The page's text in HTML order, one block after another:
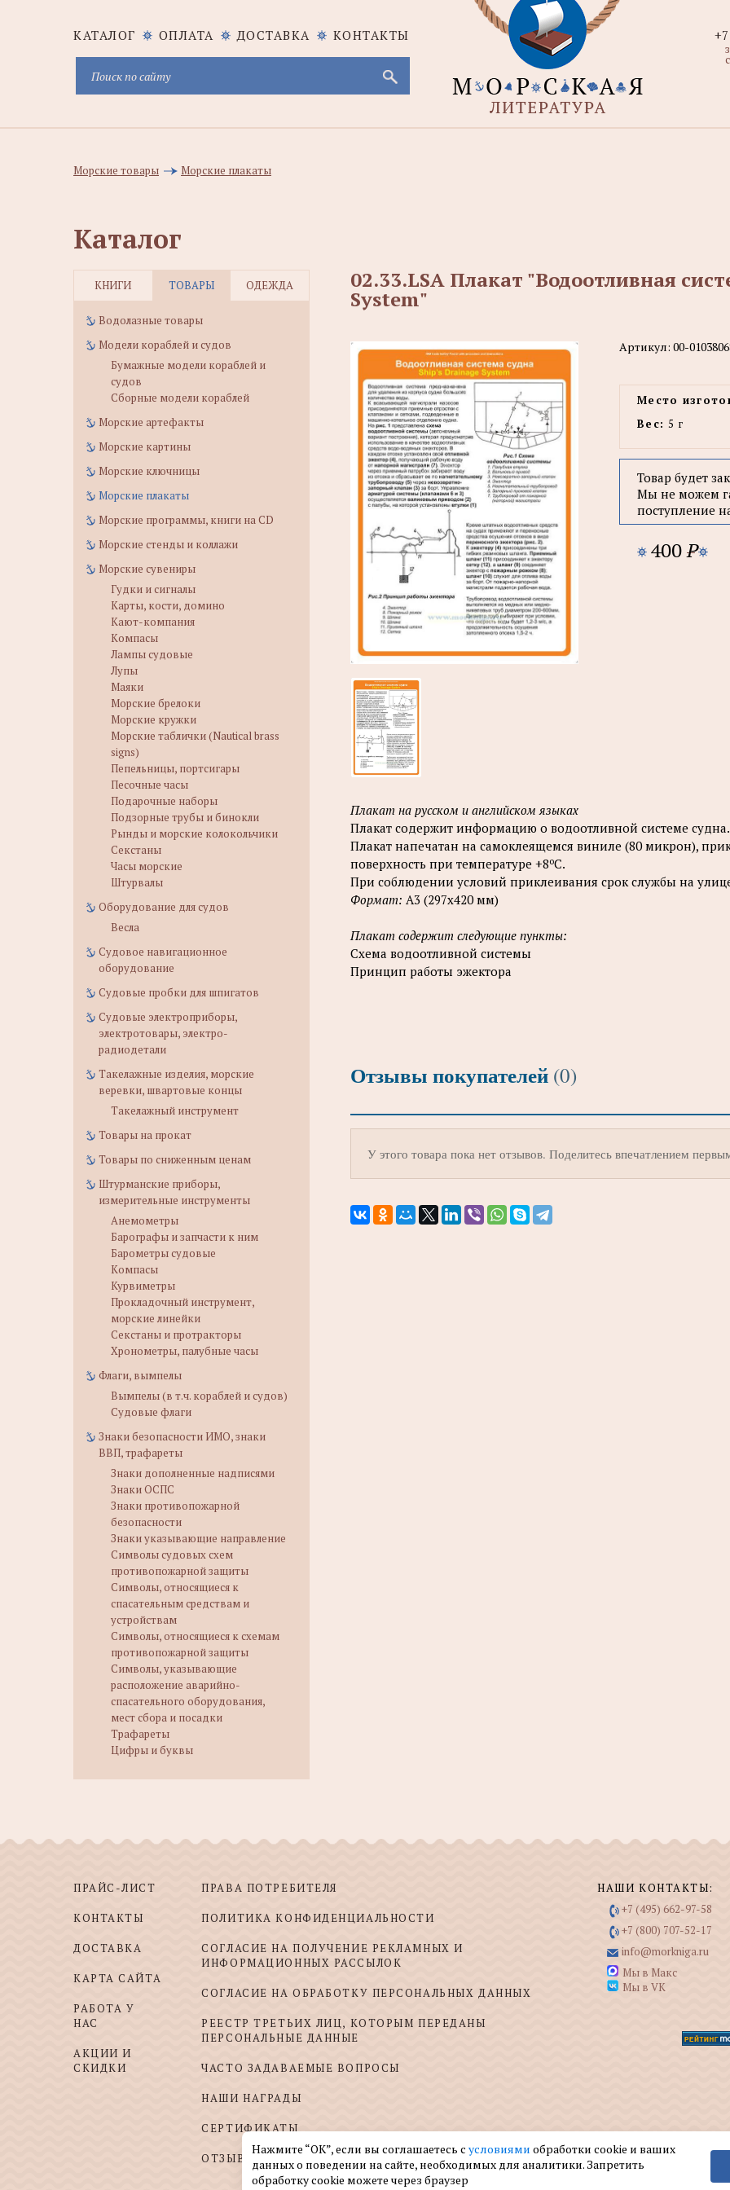
КАТАЛОГ ОПЛАТА ДОСТАВКА КОНТАКТЫ
Морские товары Морские плакаты
Каталог
КНИГИ ТОВАРЫ ОДЕЖДА
Водолазные товары
Модели кораблей и судов
Бумажные модели кораблей и
судов
Сборные модели кораблей
Морские артефакты
Морские картины
Морские ключницы
Морские плакаты
Морские программы, книги на CD
Морские стенды и коллажи
Морские сувениры
Гудки и сигналы
Карты, кости, домино
Кают-компания
Компасы
Лампы судовые
Лупы
Маяки
Морские брелоки
Морские кружки
Морские таблички (Nautical brass
signs)
Пепельницы, портсигары
Песочные часы
Подарочные наборы
Подзорные трубы и бинокли
Рынды и морские колокольчики
Секстаны
Часы морские
Штурвалы
Оборудование для судов
Весла
Судовое навигационное
оборудование
Судовые пробки для шпигатов
Судовые электроприборы,
электротовары, электро-
радиодетали
Такелажные изделия, морские
веревки, швартовые концы
Такелажный инструмент
Товары на прокат
Товары по сниженным ценам
Штурманские приборы,
измерительные инструменты
Анемометры
Барографы и запчасти к ним
Барометры судовые
Компасы
Курвиметры
Прокладочный инструмент,
морские линейки
Секстаны и протракторы
Хронометры, палубные часы
Флаги, вымпелы
Вымпелы (в т.ч. кораблей и судов)
Судовые флаги
Знаки безопасности ИМО, знаки
ВВП, трафареты
Знаки дополненные надписями
Знаки ОСПС
Знаки противопожарной
безопасности
Знаки указывающие направление
Символы судовых схем
противопожарной защиты
Символы, относящиеся к
спасательным средствам и
устройствам
Символы, относящиеся к схемам
противопожарной защиты
Символы, указывающие
расположение аварийно-
спасательного оборудования,
мест сбора и посадки
Трафареты
Цифры и буквы
02.33.LSA Плакат "Водоотливная
System"
Артикул: 00-
Место
Вес: 5 г
Товар будет
Мы не можем
поступление
400P
Плакат на русском и английском языках
Плакат содержит информацию о водоотливной системе судна.
Плакат напечатан на самоклеящемся виниле (80 микрон),
поверхность при температуре +8оС.
При соблюдении условий приклеивания срок службы на
Формат: А3 (297x420 мм)
Плакат содержит следующие пункты:
Схема водоотливной системы
Принцип работы эжектора
Отзывы покупателей (0)
У этого товара пока нет отзывов. Поделитесь впечатлением
ПРАЙС-ЛИСТ
КОНТАКТЫ
ДОСТАВКА
КАРТА САЙТА
РАБОТА У
НАС
АКЦИИ И
СКИДКИ
ПРАВА ПОТРЕБИТЕЛЯ
ПОЛИТИКА КОНФИДЕНЦИАЛЬНОСТИ
СОГЛАСИЕ НА ПОЛУЧЕНИЕ РЕКЛАМНЫХ И
ИНФОРМАЦИОННЫХ РАССЫЛОК
СОГЛАСИЕ НА ОБРАБОТКУ ПЕРСОНАЛЬНЫХ ДАННЫХ
РЕЕСТР ТРЕТЬИХ ЛИЦ, КОТОРЫМ ПЕРЕДАНЫ
ПЕРСОНАЛЬНЫЕ ДАННЫЕ
ЧАСТО ЗАДАВАЕМЫЕ ВОПРОСЫ
НАШИ НАГРАДЫ
СЕРТИФИКАТЫ
ОТЗЫВЫ И ПОЖЕЛАНИЯ
НАШИ КОНТАКТЫ:
+7 (495) 662-97-58
+7 (800) 707-52-17
info@morkniga.ru
Мы в Макс
Мы в VK
Нажмите “ОК”, если вы соглашаетесь с условиями обработки cookie и ваших
данных о поведении на сайте, необходимых для аналитики. Запретить
обработку cookie можете через браузер